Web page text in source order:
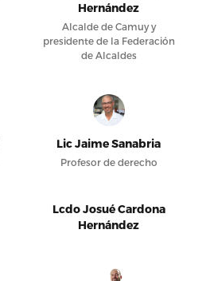
Hernández
Alcalde de Camuy y
presidente de la Federación
de Alcaldes
Lic Jaime Sanabria
Profesor de derecho
Lcdo Josué Cardona
Hernández